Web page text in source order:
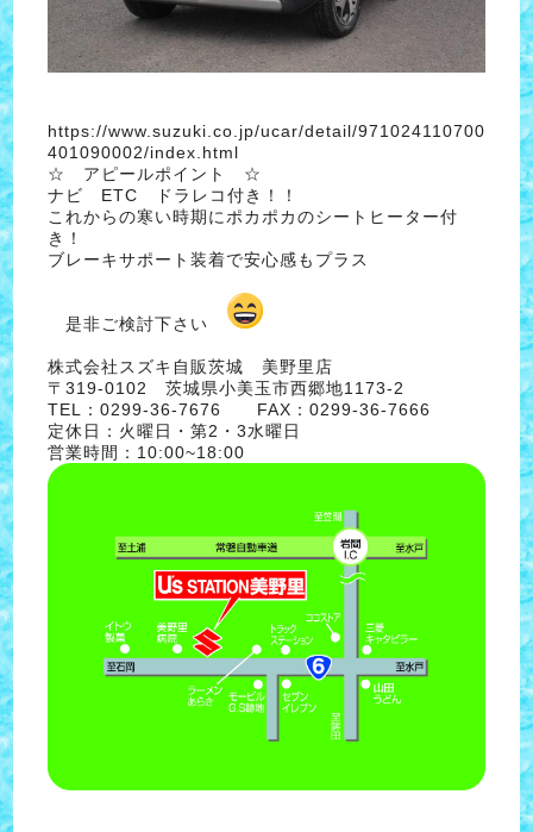
https://www.suzuki.co.jp/ucar/detail/971024110700
401090002/index.html
☆ アピールポイント ☆
ナビ ETC ドラレコ付き！！
これからの寒い時期にポカポカのシートヒーター付
き！
ブレーキサポート装着で安心感もプラス
是非ご検討下さい
株式会社スズキ自販茨城 美野里店
〒319-0102 茨城県小美玉市西郷地1173-2
TEL：0299-36-7676 FAX：0299-36-7666
定休日：火曜日・第2・3水曜日
営業時間：10:00~18:00